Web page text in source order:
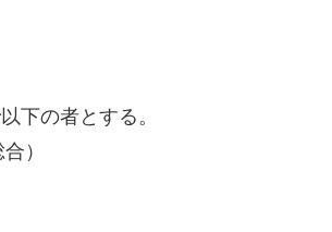
下の者とする。
）